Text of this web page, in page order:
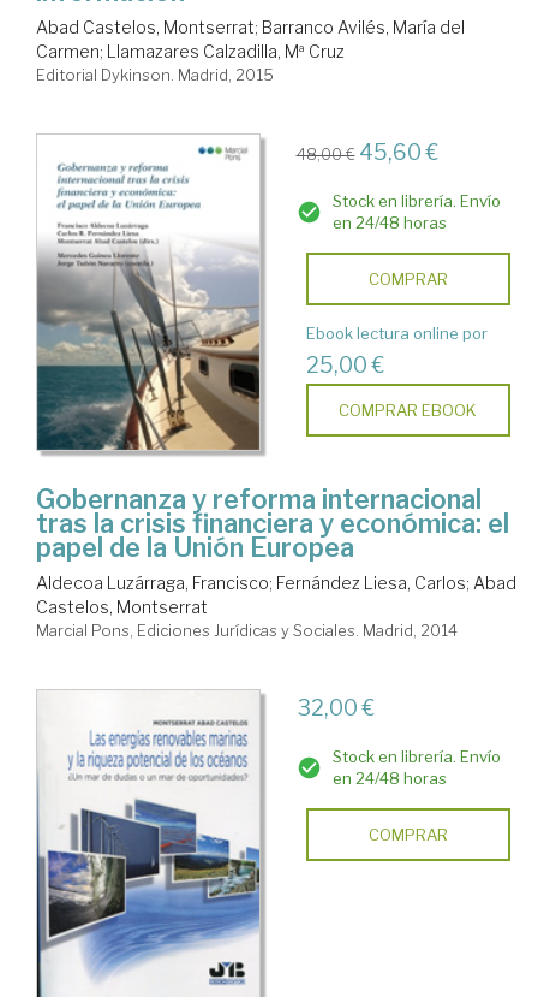
Abad Castelos, Montserrat; Barranco Avilés, María del
Carmen; Llamazares Calzadilla, Mª Cruz
Editorial Dykinson. Madrid, 2015
48,00 € 45,60 €
Stock en librería. Envío
en 24/48 horas
COMPRAR
Ebook lectura online por
25,00 €
COMPRAR EBOOK
Gobernanza y reforma internacional
tras la crisis financiera y económica: el
papel de la Unión Europea
Aldecoa Luzárraga, Francisco; Fernández Liesa, Carlos; Abad
Castelos, Montserrat
Marcial Pons, Ediciones Jurídicas y Sociales. Madrid, 2014
32,00 €
Stock en librería. Envío
en 24/48 horas
COMPRAR